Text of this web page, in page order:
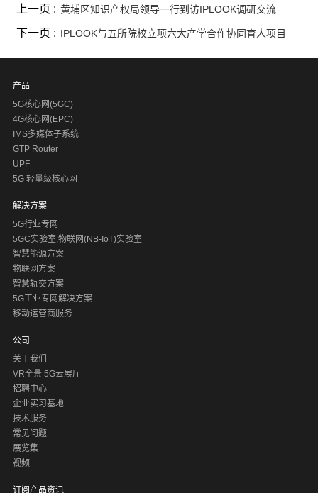
上一页 : 黄埔区知识产权局领导一行到访IPLOOK调研交流
下一页 : IPLOOK与五所院校立项六大产学合作协同育人项目
产品
5G核心网(5GC)
4G核心网(EPC)
IMS多媒体子系统
GTP Router
UPF
5G 轻量级核心网
解决方案
5G行业专网
5GC实验室,物联网(NB-IoT)实验室
智慧能源方案
物联网方案
智慧轨交方案
5G工业专网解决方案
移动运营商服务
公司
关于我们
VR全景 5G云展厅
招聘中心
企业实习基地
技术服务
常见问题
展览集
视频
订阅产品资讯